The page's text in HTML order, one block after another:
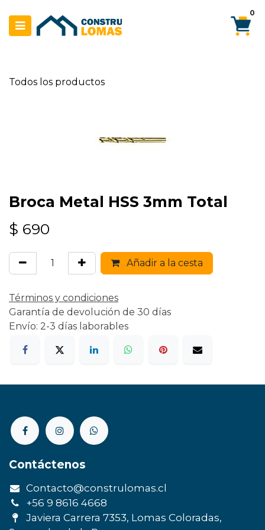
0
Todos los productos
Broca Metal HSS 3mm Total
$ 690
Añadir a la cesta
Términos y condiciones
Garantía de devolución de 30 días
Envío: 2-3 días laborables
Contáctenos
Contacto@construlomas.cl
+56 9 8616 4668
Javiera Carrera 7353, Lomas Coloradas,